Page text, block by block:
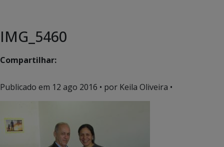
IMG_5460
Compartilhar:
Publicado em 12 ago 2016 • por Keila Oliveira •